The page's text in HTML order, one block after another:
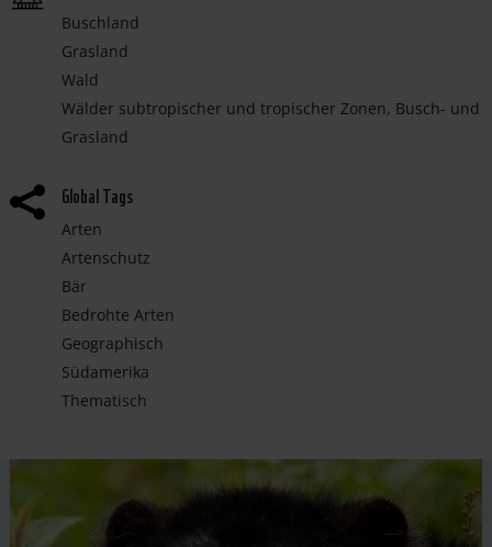
Buschland
Grasland
Wald
Wälder subtropischer und tropischer Zonen, Busch- und
Grasland
 Global Tags
Arten
Artenschutz
Bär
Bedrohte Arten
Geographisch
Südamerika
Thematisch